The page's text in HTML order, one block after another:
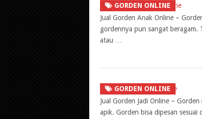
GORDEN ONLINE
Jual Gorden Anak Online –
gordennya pun sangat
atau …
GORDEN ONLINE
Jual Gorden Jadi Online –
apik. Gorden bisa dipesan